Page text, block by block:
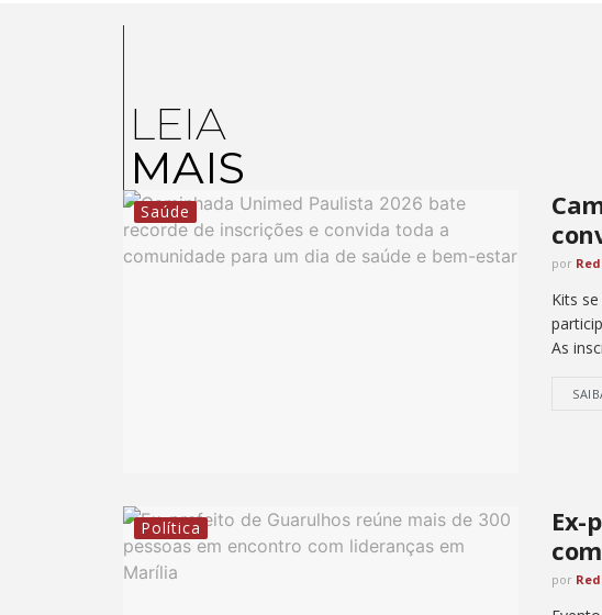
LEIA
MAIS
Saúde
por
Kits
As
Política
Ex-
por